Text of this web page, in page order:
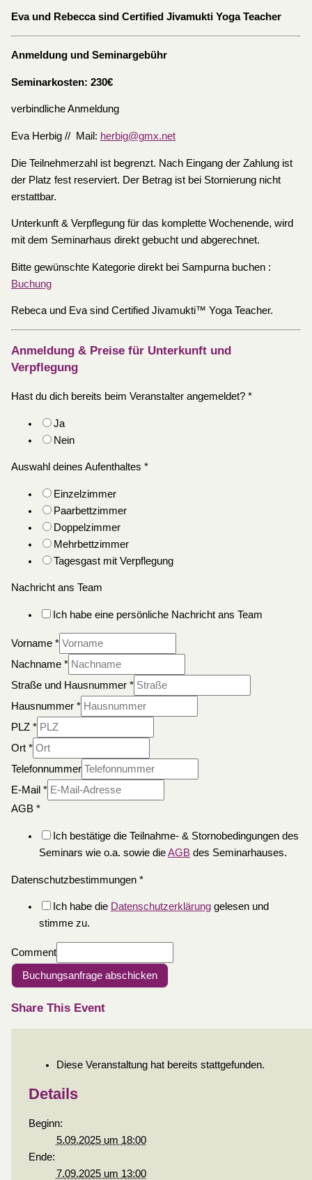
Eva und Rebecca sind Certified Jivamukti Yoga Teacher
Anmeldung und Seminargebühr
Seminarkosten: 230€
verbindliche Anmeldung
Eva Herbig // Mail: herbig@gmx.net
Die Teilnehmerzahl ist begrenzt. Nach Eingang der Zahlung ist
der Platz fest reserviert. Der Betrag ist bei Stornierung nicht
erstattbar.
Unterkunft & Verpflegung für das komplette Wochenende, wird
mit dem Seminarhaus direkt gebucht und abgerechnet.
Bitte gewünschte Kategorie direkt bei Sampurna buchen :
Buchung
Rebeca und Eva sind Certified Jivamukti™ Yoga Teacher.
Anmeldung & Preise für Unterkunft und
Verpflegung
Hast du dich bereits beim Veranstalter angemeldet? *
Ja
Nein
Auswahl deines Aufenthaltes *
Einzelzimmer
Paarbettzimmer
Doppelzimmer
Mehrbettzimmer
Tagesgast mit Verpflegung
Nachricht ans Team
Ich habe eine persönliche Nachricht ans Team
Vorname *
Nachname *
Straße und Hausnummer *
Hausnummer *
PLZ *
Ort *
Telefonnummer
E-Mail *
AGB *
Ich bestätige die Teilnahme- & Stornobedingungen des
Seminars wie o.a. sowie dieAGBdes Seminarhauses.
Datenschutzbestimmungen *
Ich habe die Datenschutzerklärunggelesen und
stimme zu.
Comment
Buchungsanfrage abschicken
Share This Event
Diese Veranstaltung hat bereits stattgefunden.
Details
Beginn:
5.09.2025 um 18:00
Ende:
7.09.2025 um 13:00